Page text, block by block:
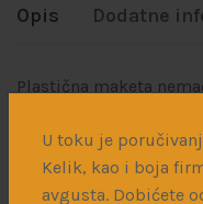
U toku je
Kelik, kao i boja
avgusta. Dobićete
Opis Dodatne
Plastična maketa
Oznake: